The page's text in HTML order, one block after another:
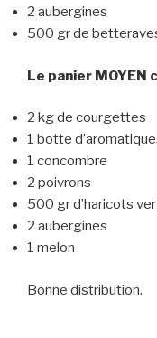
2 aubergines
500 gr de
Le panier MOYEN
2 kg de courgettes
1 botte
1 concombre
2 poivrons
500 gr d’haricots
2 aubergines
1 melon
Bonne distribution.